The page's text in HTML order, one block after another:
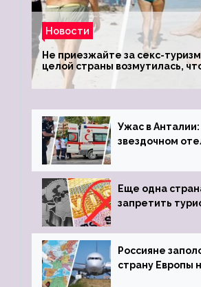
Новости
Не приезжайте за секс-
целой страны возмутилась,
туристки массово едут к ним,
обзавестись молодыми
Ужас в Анталии:
звездочном
пистолета
Еще одна
запретить
Россияне
страну Европы